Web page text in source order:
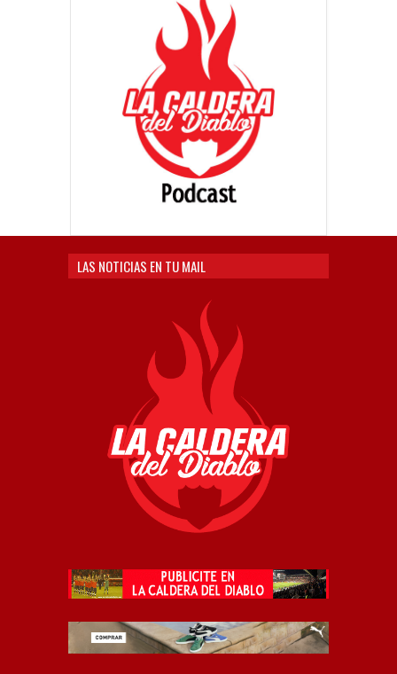
LAS NOTICIAS EN TU MAIL